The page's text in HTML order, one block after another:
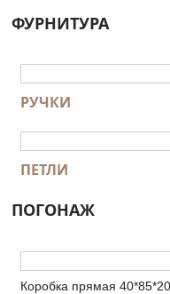
ФУРНИТУРА
РУЧКИ
ПЕТЛИ
ПОГОНАЖ
Коробка прямая